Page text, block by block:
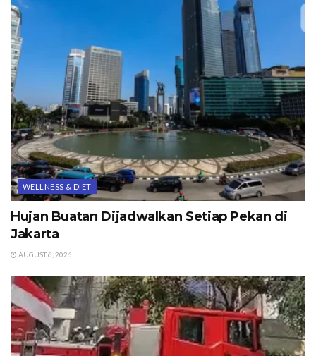
WELLNESS & DIET
Hujan Buatan Dijadwalkan Setiap Pekan di
Jakarta
AUGUST 6, 2026